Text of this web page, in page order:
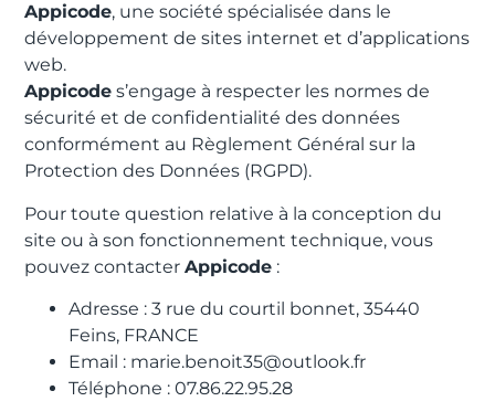
Appicode, une société spécialisée dans le
développement de sites internet et d’applications
web.
Appicode s’engage à respecter les normes de
sécurité et de confidentialité des données
conformément au Règlement Général sur la
Protection des Données (RGPD).
Pour toute question relative à la conception du
site ou à son fonctionnement technique, vous
pouvez contacterAppicode :
Adresse : 3 rue du courtil bonnet, 35440
Feins, FRANCE
Email : marie.benoit35@outlook.fr
Téléphone : 07.86.22.95.28